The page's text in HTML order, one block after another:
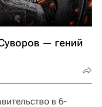
— гений
в 6-